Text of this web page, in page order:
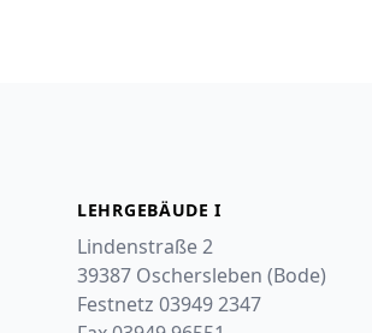
LEHRGEBÄUDE I
Lindenstraße 2
39387 Oschersleben (Bode)
Festnetz 03949 2347